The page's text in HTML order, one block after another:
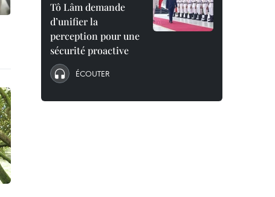
Tô Lâm demande
d’unifier la
perception pour une
sécurité proactive
ÉCOUTER